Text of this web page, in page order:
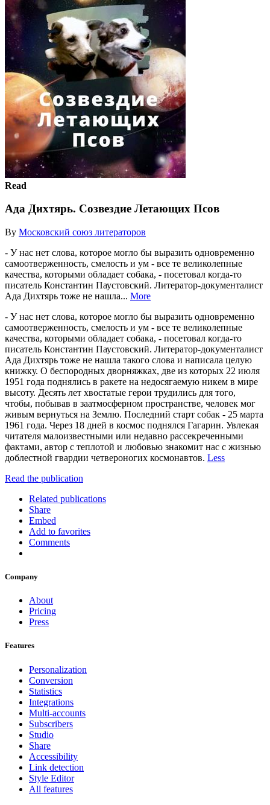
Read
Ада Дихтярь. Созвездие Летающих Псов
By Московский союз литераторов
- У нас нет слова, которое могло бы выразить одновременно
самоотверженность, смелость и ум - все те великолепные
качества, которыми обладает собака, - посетовал когда-то
писатель Константин Паустовский. Литератор-документалист
Ада Дихтярь тоже не нашла... More
- У нас нет слова, которое могло бы выразить одновременно
самоотверженность, смелость и ум - все те великолепные
качества, которыми обладает собака, - посетовал когда-то
писатель Константин Паустовский. Литератор-документалист
Ада Дихтярь тоже не нашла такого слова и написала целую
книжку. О беспородных дворняжках, две из которых 22 июля
1951 года поднялись в ракете на недосягаемую никем в мире
высоту. Десять лет хвостатые герои трудились для того,
чтобы, побывав в заатмосферном пространстве, человек мог
живым вернуться на Землю. Последний старт собак - 25 марта
1961 года. Через 18 дней в космос поднялся Гагарин. Увлекая
читателя малоизвестными или недавно рассекреченными
фактами, автор с теплотой и любовью знакомит нас с жизнью
доблестной гвардии четвероногих космонавтов. Less
Read the publication
Related publications
Share
Embed
Add to favorites
Comments
Company
About
Pricing
Press
Features
Personalization
Conversion
Statistics
Integrations
Multi-accounts
Subscribers
Studio
Share
Accessibility
Link detection
Style Editor
All features